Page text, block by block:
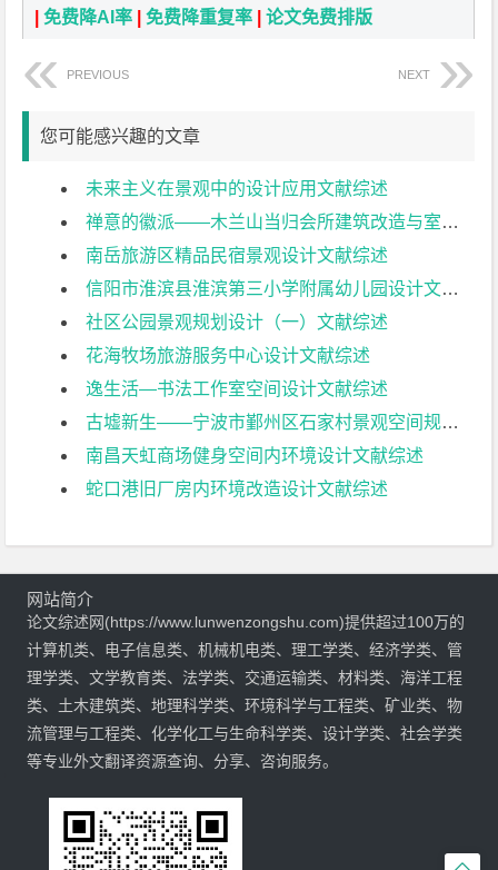
|免费降AI率 |免费降重复率 |论文免费排版
PREVIOUS NEXT
您可能感兴趣的文章
未来主义在景观中的设计应用文献综述
禅意的徽派——木兰山当归会所建筑改造与室内设计（一）文献综述
南岳旅游区精品民宿景观设计文献综述
信阳市淮滨县淮滨第三小学附属幼儿园设计文献综述
社区公园景观规划设计（一）文献综述
花海牧场旅游服务中心设计文献综述
逸生活—书法工作室空间设计文献综述
古墟新生——宁波市鄞州区石家村景观空间规划设计文献综述
南昌天虹商场健身空间内环境设计文献综述
蛇口港旧厂房内环境改造设计文献综述
网站简介
论文综述网(https://www.lunwenzongshu.com)提供超过100万的
计算机类、电子信息类、机械机电类、理工学类、经济学类、管
理学类、文学教育类、法学类、交通运输类、材料类、海洋工程
类、土木建筑类、地理科学类、环境科学与工程类、矿业类、物
流管理与工程类、化学化工与生命科学类、设计学类、社会学类
等专业外文翻译资源查询、分享、咨询服务。